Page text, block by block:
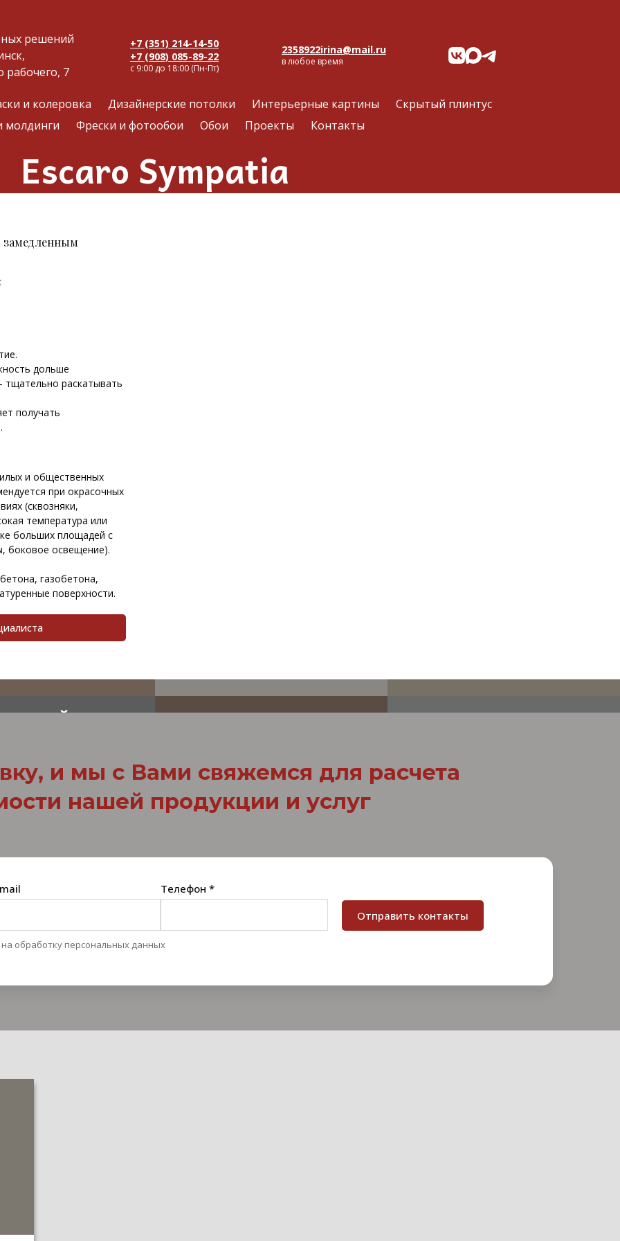
решений
рабочего, 7
+7 (351) 214-14-50
+7 (908) 085-89-22
с 9:00 до 18:00 (Пн-Пт)
2358922irina@mail.ru
в любое время
и колеровка Дизайнерские потолки Интерьерные картины
Скрытый плинтус
молдинги
Фрески и фотообои Обои Проекты Контакты
Escaro Sympatia
замедленным
дольше
раскатывать
получать
и общественных
при окрасочных
(сквозняки,
температура или
больших площадей с
боковое освещение).
газобетона,
поверхности.
ОБОИ
КИРПИЧ НАПОЛЬНЫЕ ПОКРЫТИЯ КАРНИЗЫ И МОЛДИНГИ
и мы с Вами свяжемся для расчета
нашей продукции и услуг
Телефон *
Отправить контакты
обработку персональных данных